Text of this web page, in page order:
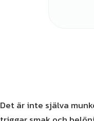
Det är inte själva